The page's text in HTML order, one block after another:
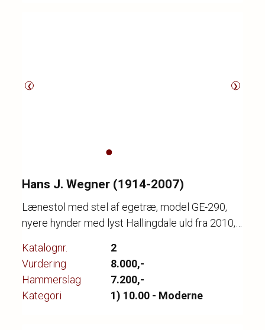
❮ ❯
Hans J. Wegner (1914-2007)
Lænestol med stel af egetræ, model GE-290,
nyere hynder med lyst Hallingdale uld fra 2010,
brugsspor.
Katalognr.
2
Vurdering
8.000,-
Hammerslag
7.200,-
Kategori
1) 10.00 - Moderne